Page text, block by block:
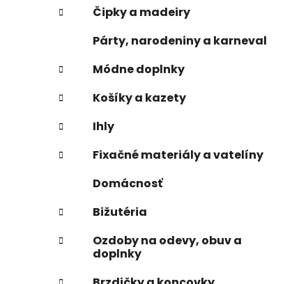
Čipky a madeiry
Párty, narodeniny a karneval
Módne doplnky
Košíky a kazety
Ihly
Fixačné materiály a vatelíny
Domácnosť
Bižutéria
Ozdoby na odevy, obuv a
doplnky